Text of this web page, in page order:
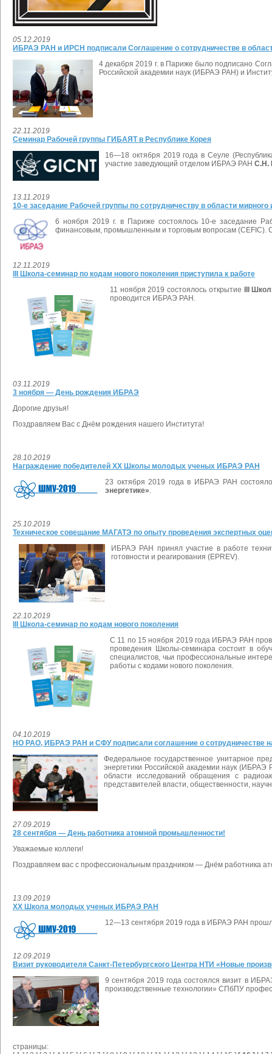
05.12.2019
ИБРАЭ РАН и ИРСН подписали Соглашение о сотрудничестве в
4 декабря 2019 г. в Париже было подписано
Российской академии наук (ИБРАЭ РАН) и
22.11.2019
Семинар Рабочей группы ГИБАЯТ в Республике Корея
16—18 октября 2019 года в Сеуле
участие заведующий отделом ИБРАЭ РАН С.Н.
13.11.2019
10-е заседание Рабочей группы по сотрудничеству в области
6 ноября 2019 г. в Париже состоялось 10-е заседание
финансовым, промышленным и торговым вопросам (CEFIC).
12.11.2019
III Школа-семинар по кодам нового поколения приступила к работе
11 ноября 2019 состоялось открытие
III
проводится ИБРАЭ РАН.
03.11.2019
3 ноября — День рождения ИБРАЭ
Дорогие друзья!
Поздравляем Вас с Днём рождения нашего Института!
28.10.2019
Награждение победителей XX Школы молодых ученых ИБРАЭ РАН
23 октября 2019 года в ИБРАЭ РАН
энергетике».
25.10.2019
Техническое совещание МАГАТЭ по опыту проведения экспертных
ИБРАЭ РАН принял участие в работе
готовности и реагирования (EPREV).
22.10.2019
III Школа-семинар по кодам нового поколения
С 11 по 15 ноября 2019 года ИБРАЭ РАН
проведения Школы-семинара состоит в
специалистов, чьи профессиональные
работы с кодами нового поколения.
04.10.2019
НО РАО, ИБРАЭ РАН и СФУ подписали соглашение о сотрудничестве
Федеральное государственное унитарное
энергетики Российской академии наук
области исследований обращения с
представителей власти, общественности,
27.09.2019
28 сентября — День работника атомной промышленности!
Уважаемые коллеги!
Поздравляем вас с профессиональным праздником — Днём работника
13.09.2019
XX Школа молодых ученых ИБРАЭ РАН
12—13 сентября 2019 года в ИБРАЭ РАН
12.09.2019
Визит руководителя Санкт-Петербургского Центра НТИ «Новые
9 сентября 2019 года состоялся визит в
производственные технологии» СПбПУ
страницы: